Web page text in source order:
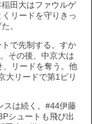
田大はファウルゲ
リードを守りきっ
。
で先制する。すか
その後、中京大は
リードを奪う。他
大リードで第1ピリ
スは続く。#44伊藤
シュートも飛び出